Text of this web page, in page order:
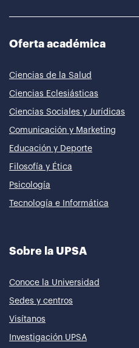
Oferta académica
Ciencias de la Salud
Ciencias Eclesiásticas
Ciencias Sociales y Jurídicas
Comunicación y Marketing
Educación y Deporte
Filosofía y Ética
Psicología
Tecnología e Informática
Sobre la UPSA
Conoce la Universidad
Sedes y centros
Visítanos
Investigación UPSA